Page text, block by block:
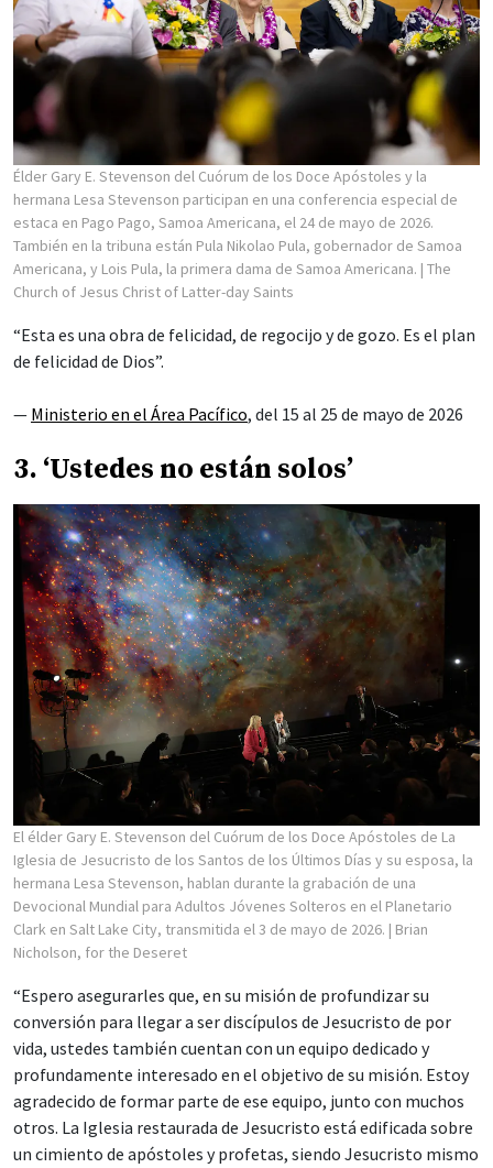
Élder Gary E. Stevenson del Cuórum de los Doce Apóstoles y la
hermana Lesa Stevenson participan en una conferencia especial de
estaca en Pago Pago, Samoa Americana, el 24 de mayo de 2026.
También en la tribuna están Pula Nikolao Pula, gobernador de Samoa
Americana, y Lois Pula, la primera dama de Samoa Americana. | The
Church of Jesus Christ of Latter-day Saints
“Esta es una obra de felicidad, de regocijo y de gozo. Es el plan
de felicidad de Dios”.
— Ministerio en el Área Pacífico, del 15 al 25 de mayo de 2026
3. ‘Ustedes no están solos’
El élder Gary E. Stevenson del Cuórum de los Doce Apóstoles de La
Iglesia de Jesucristo de los Santos de los Últimos Días y su esposa, la
hermana Lesa Stevenson, hablan durante la grabación de una
Devocional Mundial para Adultos Jóvenes Solteros en el Planetario
Clark en Salt Lake City, transmitida el 3 de mayo de 2026. | Brian
Nicholson, for the Deseret
“Espero asegurarles que, en su misión de profundizar su
conversión para llegar a ser discípulos de Jesucristo de por
vida, ustedes también cuentan con un equipo dedicado y
profundamente interesado en el objetivo de su misión. Estoy
agradecido de formar parte de ese equipo, junto con muchos
otros. La Iglesia restaurada de Jesucristo está edificada sobre
un cimiento de apóstoles y profetas, siendo Jesucristo mismo